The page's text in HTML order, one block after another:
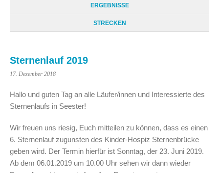
ERGEBNISSE
STRECKEN
Sternenlauf 2019
17. Dezember 2018
Hallo und guten Tag an alle Läufer/innen und Interessierte des
Sternenlaufs in Seester!
Wir freuen uns riesig, Euch mitteilen zu können, dass es einen
6. Sternenlauf zugunsten des Kinder-Hospiz Sternenbrücke
geben wird. Der Termin hierfür ist Sonntag, der 23. Juni 2019.
Ab dem 06.01.2019 um 10.00 Uhr sehen wir dann wieder